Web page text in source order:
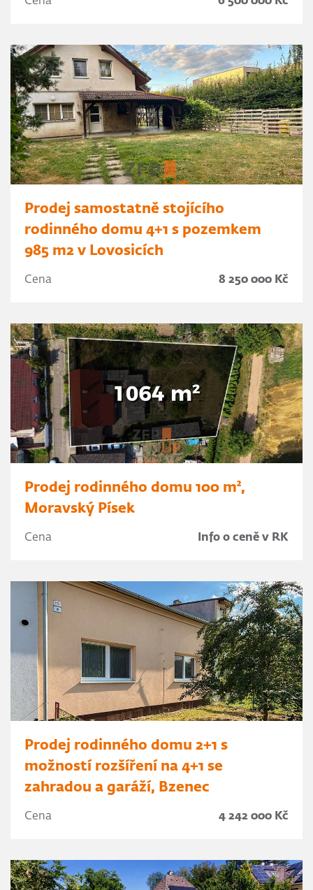
Prodej samostatně stojícího
rodinného domu 4+1 s pozemkem
985 m2 v Lovosicích
Cena 8 250 000 Kč
Prodej rodinného domu 100 m²,
Moravský Písek
Cena Info o ceně v RK
Prodej rodinného domu 2+1 s
možností rozšíření na 4+1 se
zahradou a garáží, Bzenec
Cena 4 242 000 Kč